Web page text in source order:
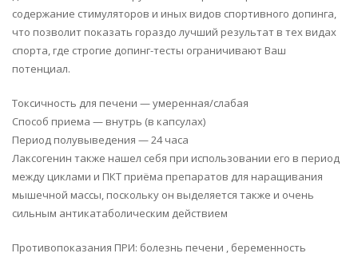
содержание стимуляторов и иных видов спортивного допинга,
что позволит показать гораздо лучший результат в тех видах
спорта, где строгие допинг-тесты ограничивают Ваш
потенциал.
Токсичность для печени — умеренная/слабая
Способ приема — внутрь (в капсулах)
Период полувыведения — 24 часа
Лаксогенин также нашел себя при использовании его в период
между циклами и ПКТ приёма препаратов для наращивания
мышечной массы, поскольку он выделяется также и очень
сильным антикатаболическим действием
Противопоказания ПРИ: болезнь печени , беременность